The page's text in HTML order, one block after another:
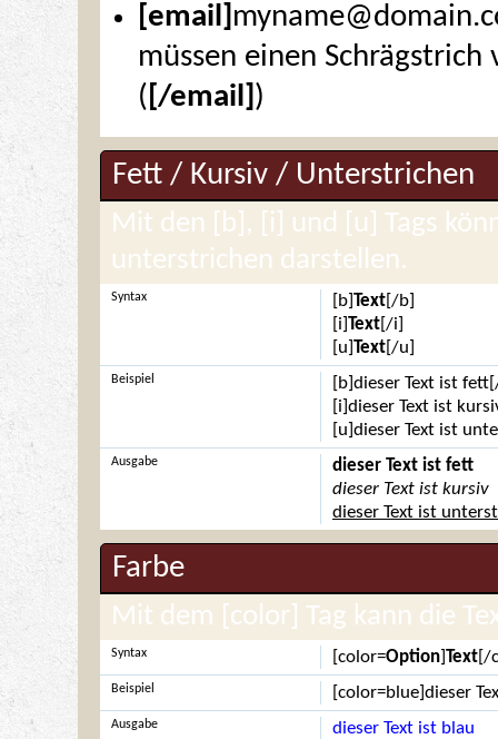
[email]
müssen einen
( [/email] )
Fett / Kursiv / Unterstrichen
Mit den [b], [i] und [u] Tags
unterstrichen darstellen.
[b]Text[/b]
[i]Text[/i]
[u]Text[/u]
Syntax
[b]dieser Text ist
[i]dieser Text ist
[u]dieser Text ist
Beispiel
dieser Text ist fett
dieser Text ist kursiv
dieser Text ist
Ausgabe
Farbe
Mit dem [color] Tag kann die
[color=Option]Text[/
Syntax
[color=blue]dieser
Beispiel
dieser Text ist blau
Ausgabe